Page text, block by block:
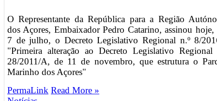
O Representante da República para a Região
dos Açores, Embaixador Pedro Catarino, assinou hoje,
7 de julho, o Decreto Legislativo Regional n.º 8/
"Primeira alteração ao Decreto Legislativo Regional
28/2011/A, de 11 de novembro, que estrutura o
Marinho dos Açores"
PermaLink Read More »